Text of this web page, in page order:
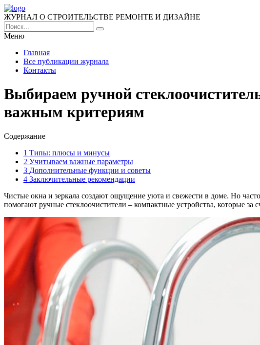
ЖУРНАЛ О СТРОИТЕЛЬСТВЕ РЕМОНТЕ И ДИЗАЙНЕ
Меню
Главная
Все публикации журнала
Контакты
Выбираем ручной
важным критериям
Содержание
1 Типы: плюсы и минусы
2 Учитываем важные параметры
3 Дополнительные функции и советы
4 Заключительные рекомендации
Чистые окна и зеркала создают ощущение уюта и свежести в доме. Но
помогают ручные стеклоочистители – компактные устройства, которые